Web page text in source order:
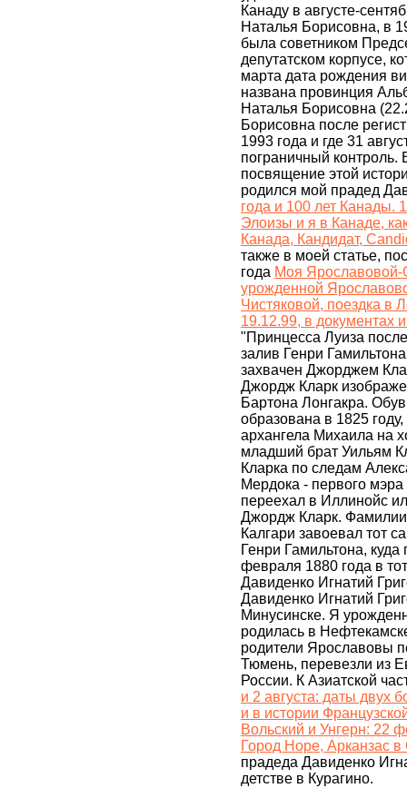
Канаду в августе-
Наталья Борисовна, в
была советником
депутатском корпусе,
марта дата рождения
названа провинция
Наталья Борисовна
Борисовна после
1993 года и где 31
пограничный контроль.
посвящение этой
родился мой прадед
года и 100 лет Канады.
Элоизы и я в Канаде,
Канада, Кандидат,
также в моей статье,
года Моя Ярославовой-
урожденной
Чистяковой, поездка в
19.12.99, в документах
"Принцесса Луиза
залив Генри
захвачен Джорджем
Джордж Кларк
Бартона Лонгакра.
образована в 1825
архангела Михаила на
младший брат Уильям
Кларка по следам
Мердока - первого мэра
переехал в Иллинойс
Джордж Кларк. Фамилии
Калгари завоевал тот
Генри Гамильтона,
февраля 1880 года в
Давиденко Игнатий
Давиденко Игнатий
Минусинске. Я
родилась в
родители Ярославовы
Тюмень, перевезли из
России. К Азиатской
и 2 августа: даты двух
и в истории
Вольский и Унгерн: 22
Город Hope, Арканзас
прадеда Давиденко
детстве в Курагино.